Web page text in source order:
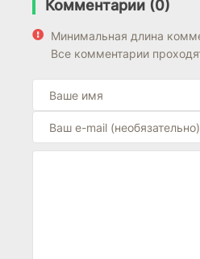
Комментарии (0)
Минимальная длина
Все комментарии